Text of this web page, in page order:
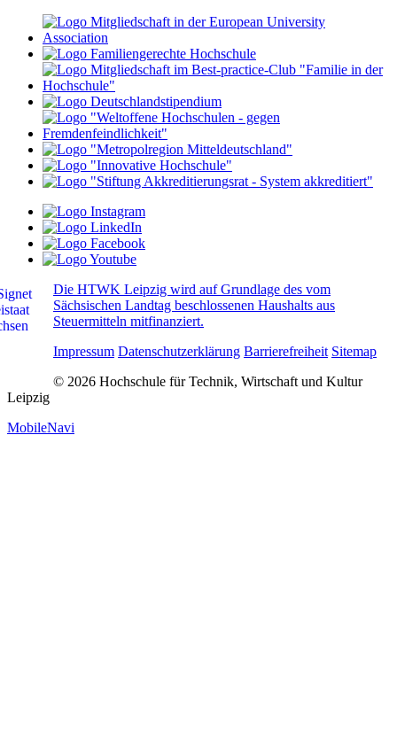
Die HTWK Leipzig wird auf Grundlage des vom
Sächsischen Landtag beschlossenen Haushalts aus
Steuermitteln mitfinanziert.
Impressum Datenschutzerklärung Barrierefreiheit Sitemap
© 2026 Hochschule für Technik, Wirtschaft und Kultur
Leipzig
MobileNavi